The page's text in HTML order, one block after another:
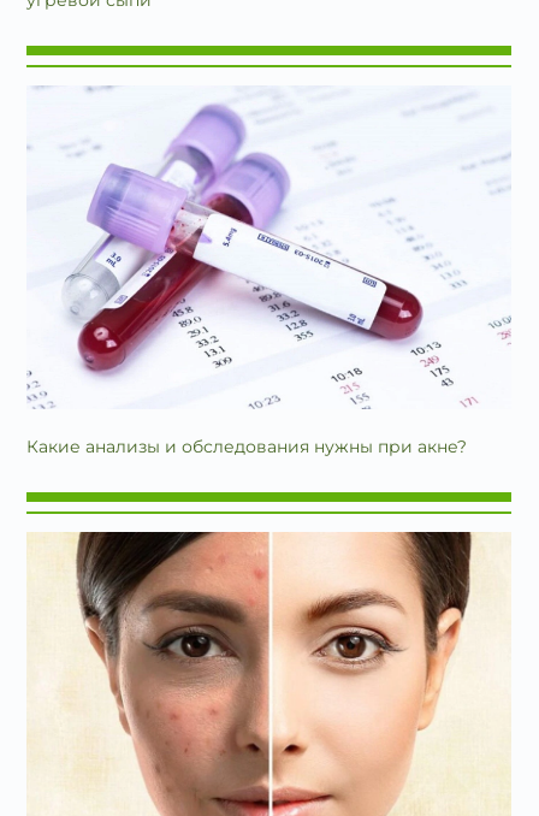
Какие анализы и обследования нужны при акне?